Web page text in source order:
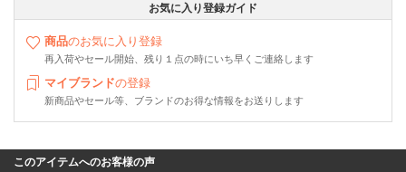
お気に入り登録ガイド
商品のお気に入り登録
再入荷やセール開始、残り１点の時にいち早くご連絡します
マイブランドの登録
新商品やセール等、ブランドのお得な情報をお送りします
このアイテムへのお客様の声